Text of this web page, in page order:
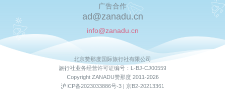
广告合作
ad@zanadu.cn
info@zanadu.cn
北京赞那度国际旅行社有限公司
旅行社业务经营许可证编号：L-BJ-CJ00559
Copyright ZANADU赞那度 2011-2026
沪ICP备2023033886号-3 | 京B2-20213361